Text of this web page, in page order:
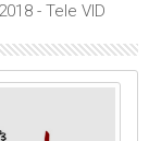
- Tele VID